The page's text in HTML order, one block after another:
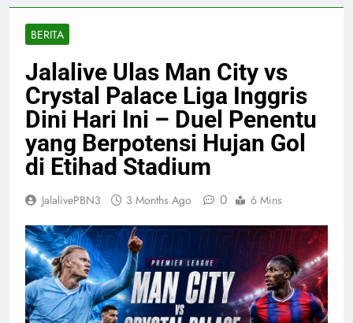
BERITA
Jalalive Ulas Man City vs
Crystal Palace Liga Inggris
Dini Hari Ini – Duel Penentu
yang Berpotensi Hujan Gol
di Etihad Stadium
JalalivePBN3 3 Months Ago 0 6 Mins